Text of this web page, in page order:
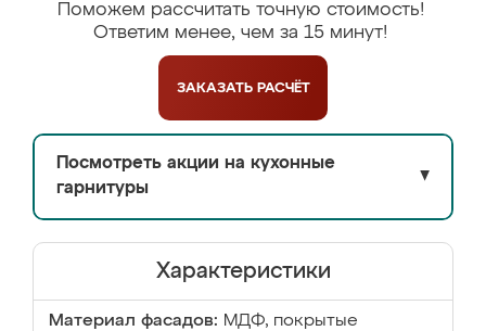
Поможем рассчитать точную стоимость!
Ответим менее, чем за 15 минут!
ЗАКАЗАТЬ РАСЧЁТ
Посмотреть акции на кухонные
гарнитуры
▼
Характеристики
Материал фасадов: МДФ, покрытые